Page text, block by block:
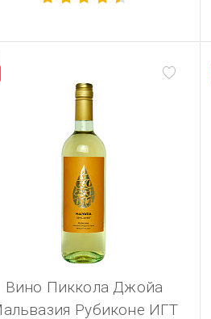
Вино Пиккола Джойа
Рубиконе ИГТ